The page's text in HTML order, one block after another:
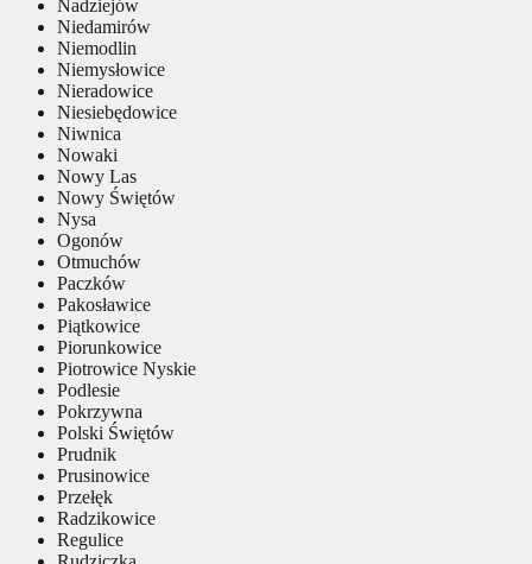
Nadziejów
Niedamirów
Niemodlin
Niemysłowice
Nieradowice
Niesiebędowice
Niwnica
Nowaki
Nowy Las
Nowy Świętów
Nysa
Ogonów
Otmuchów
Paczków
Pakosławice
Piątkowice
Piorunkowice
Piotrowice Nyskie
Podlesie
Pokrzywna
Polski Świętów
Prudnik
Prusinowice
Przełęk
Radzikowice
Regulice